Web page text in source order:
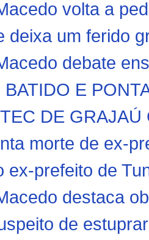
volta a
deixa um ferido
debate
BATIDO E
DE
morte de ex-
ex-prefeito de
destaca
de